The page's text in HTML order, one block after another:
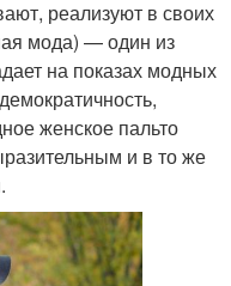
реализуют в своих
мода) — один из
на показах модных
женское пальто
и в то же